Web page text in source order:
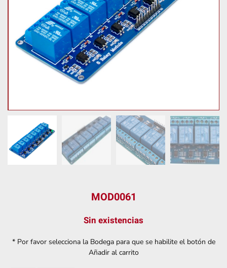
MOD0061
Sin existencias
* Por favor selecciona la Bodega para que se habilite el botón de
Añadir al carrito